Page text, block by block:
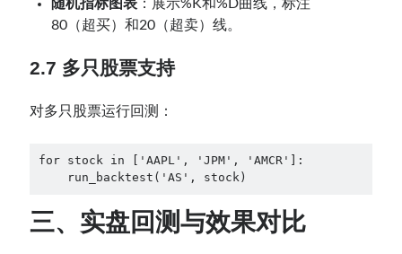
随机指标图表 ：展示%K和%D曲线，标注
80（超买）和20（超卖）线。
2.7 多只股票支持
对多只股票运行回测：
for stock in ['AAPL', 'JPM', 'AMCR']:
    run_backtest('AS', stock)
三、实盘回测与效果对比